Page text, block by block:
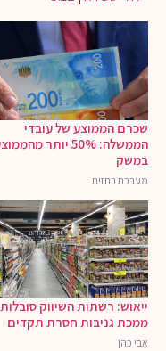
שכרם הממוצע של עובדי
הממשלה: 50% יותר
במשק
מערכת בחזית
ייאוש: רשתות השיווק סובלות
ממכת גניבות חסרת תקדים
אבי כהן